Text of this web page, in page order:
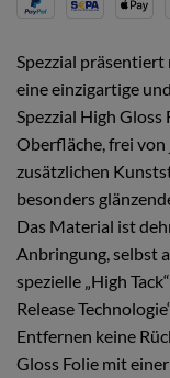
Spezzial
eine einzigartige
Spezzial High
Oberfläche, frei
zusätzlichen
besonders
Das Material ist
Anbringung, selbst
spezielle „High
Release
Entfernen keine
Gloss Folie mit